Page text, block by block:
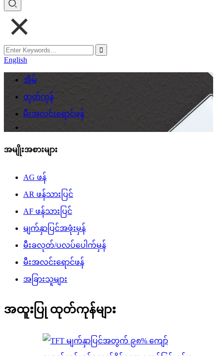
English
အိမ်
ထုတ်ကုန်
မီးအလင်းရောင်ဖန်
အမျိုးအစားများ
AG ဖန်
AR ဖန်သားပြင်
AF ဖန်သားပြင်
မျက်နှာပြင်အဖုံးမှန်
မီးခလုတ်/ပလပ်ပေါက်မှန်
မီးအလင်းရောင်ဖန်
အခြားသူများ
အထူးပြု ထုတ်ကုန်များ